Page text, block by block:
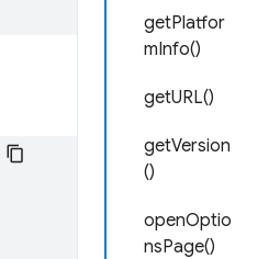
getPlatfor
mInfo()
getURL()
getVersion
()
openOptio
nsPage()